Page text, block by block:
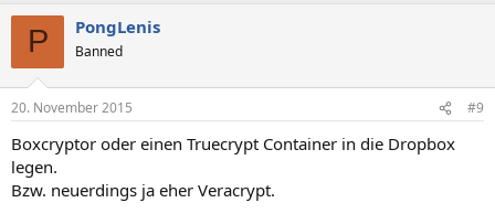
P PongLenis
Banned
20. November 2015 #9
Boxcryptor oder einen Truecrypt Container in die Dropbox
legen.
Bzw. neuerdings ja eher Veracrypt.